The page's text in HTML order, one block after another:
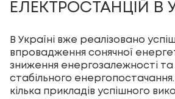
ЕЛЕКТРОСТАНЦІЙ В
В Україні вже реалізовано
впровадження сонячної
зниження енергозалежності та
стабільного
кілька прикладів успішного